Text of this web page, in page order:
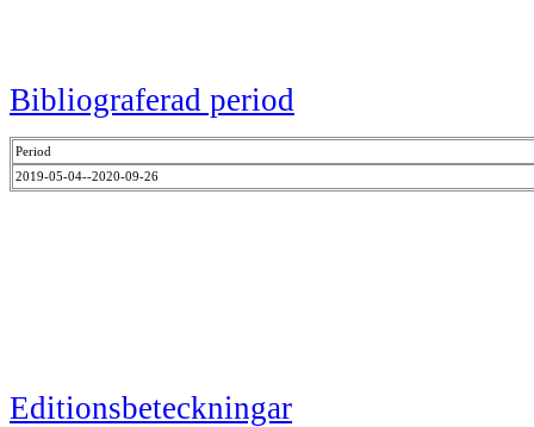
Bibliograferad period
Period
2019-05-04--2020-09-26
Editionsbeteckningar